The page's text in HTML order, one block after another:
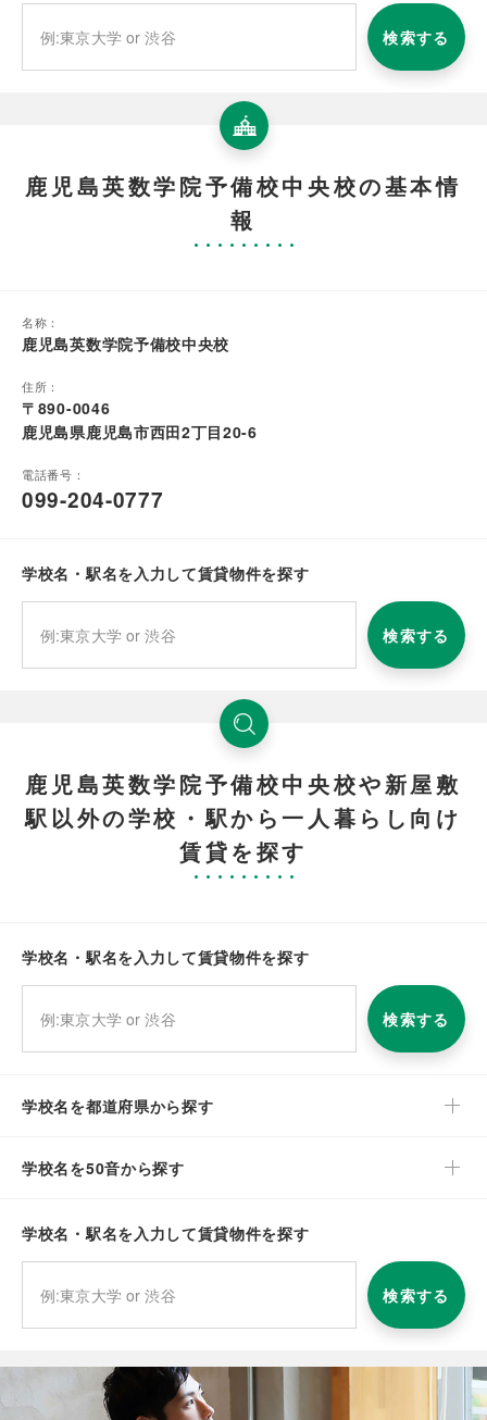
検索する
鹿児島英数学院予備校中央校の基本情
報
名称：
鹿児島英数学院予備校中央校
住所：
〒890-0046
鹿児島県鹿児島市西田2丁目20-6
電話番号：
099-204-0777
学校名・駅名を入力して賃貸物件を探す
検索する
鹿児島英数学院予備校中央校や新屋敷
駅以外の学校・駅から一人暮らし向け
賃貸を探す
学校名・駅名を入力して賃貸物件を探す
検索する
学校名を都道府県から探す
学校名を50音から探す
学校名・駅名を入力して賃貸物件を探す
検索する